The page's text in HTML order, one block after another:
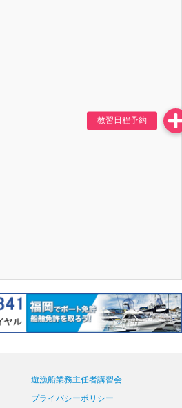
遊漁船業務主任者講習会
プライバシーポリシー